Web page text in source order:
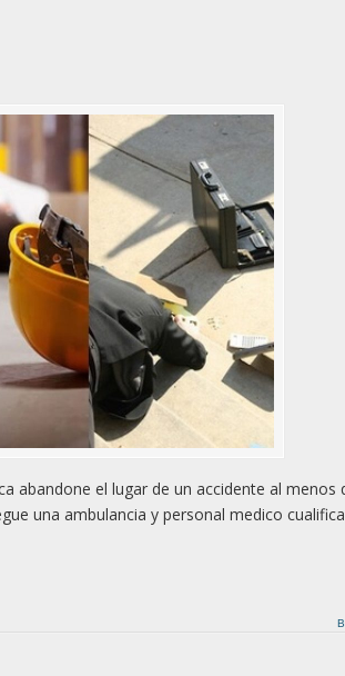
abandone el lugar de un accidente al menos
una ambulancia y personal medico